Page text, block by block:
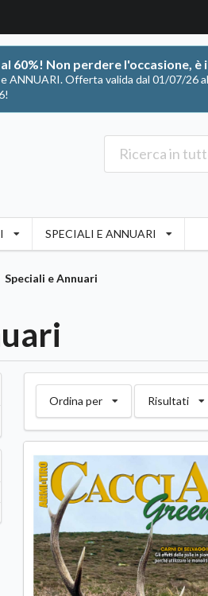
60%! Non perdere l'occasione,
ANNUARI. Offerta valida dal 01/07/
SPECIALI E ANNUARI
Speciali e Annuari
Ordina per Risultati